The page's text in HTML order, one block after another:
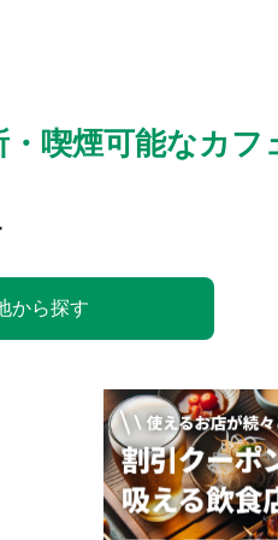
喫煙可能なカフ
から探す